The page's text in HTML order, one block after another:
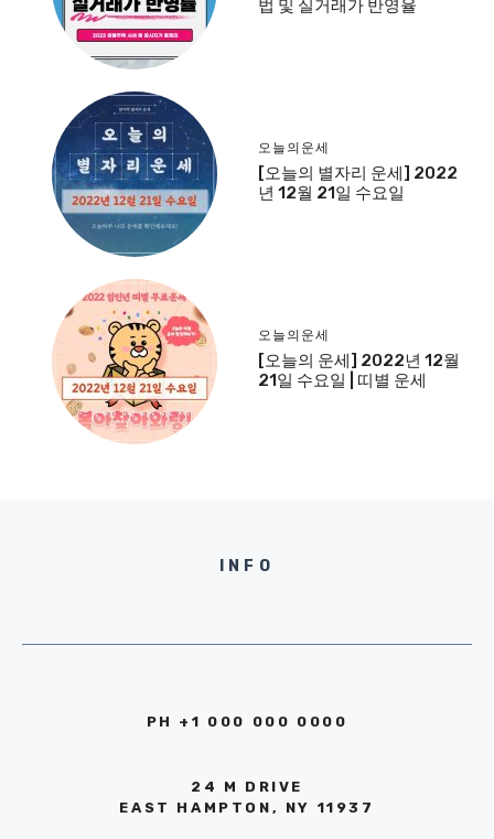
법 및 실거래가 반영율
오늘의운세
[오늘의 별자리 운세] 2022
년 12월 21일 수요일
오늘의운세
[오늘의 운세] 2022년 12월
21일 수요일 | 띠별 운세
INFO
PH +1 000 000 0000
24 M DRIVE
EAST HAMPTON, NY 11937